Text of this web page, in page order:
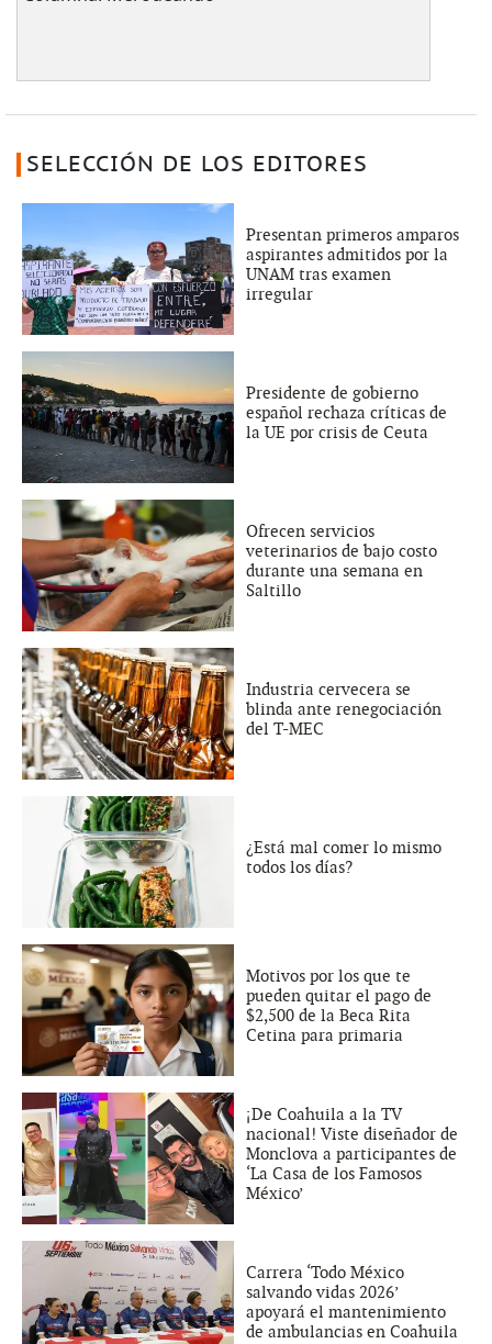
SELECCIÓN DE LOS EDITORES
Presentan primeros amparos
aspirantes admitidos por la
UNAM tras examen
irregular
Presidente de gobierno
español rechaza críticas de
la UE por crisis de Ceuta
Ofrecen servicios
veterinarios de bajo costo
durante una semana en
Saltillo
Industria cervecera se
blinda ante renegociación
del T-MEC
¿Está mal comer lo mismo
todos los días?
Motivos por los que te
pueden quitar el pago de
$2,500 de la Beca Rita
Cetina para primaria
¡De Coahuila a la TV
nacional! Viste diseñador de
Monclova a participantes de
‘La Casa de los Famosos
México’
Carrera ‘Todo México
salvando vidas 2026’
apoyará el mantenimiento
de ambulancias en Coahuila